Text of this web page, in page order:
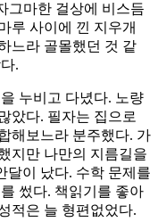
그마한 걸상에 비스듬
루 사이에 낀 지우개
느라 골몰했던 것 같
.
누비고 다녔다. 노량
았다. 필자는 집으로
해보느라 분주했다. 가
지만 나만의 지름길을
달이 났다. 수학 문제를
썼다. 책읽기를 좋아
적은 늘 형편없었다.